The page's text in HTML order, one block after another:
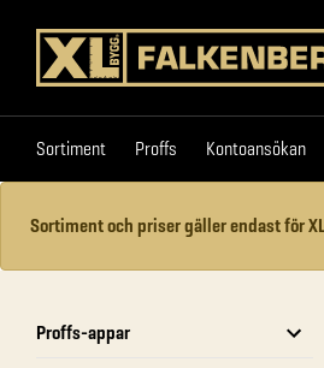
Sortiment Proffs Kontoansökan
Sortiment Proffs
Sortiment och priser gäller endast för
Proffs-appar